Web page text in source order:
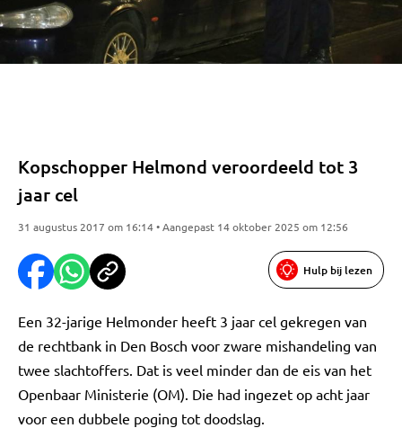
Kopschopper Helmond veroordeeld tot 3
jaar cel
31 augustus 2017 om 16:14 • Aangepast 14 oktober 2025 om 12:56
Hulp bij lezen
Een 32-jarige Helmonder heeft 3 jaar cel gekregen van
de rechtbank in Den Bosch voor zware mishandeling van
twee slachtoffers. Dat is veel minder dan de eis van het
Openbaar Ministerie (OM). Die had ingezet op acht jaar
voor een dubbele poging tot doodslag.